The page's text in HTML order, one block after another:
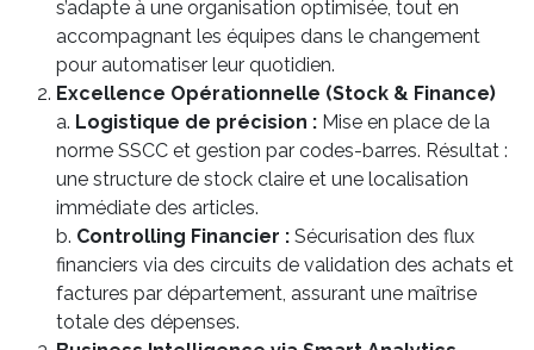
s’adapte à une organisation optimisée, tout en
accompagnant les équipes dans le changement
pour automatiser leur quotidien.
Excellence Opérationnelle (Stock & Finance)
a. Logistique de précision : Mise en place de la
norme SSCC et gestion par codes-barres. Résultat :
une structure de stock claire et une localisation
immédiate des articles.
b. Controlling Financier : Sécurisation des flux
financiers via des circuits de validation des achats et
factures par département, assurant une maîtrise
totale des dépenses.